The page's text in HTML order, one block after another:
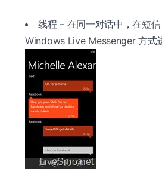
线程 – 在同一对话中，在短信
Windows Live Messenger 方式